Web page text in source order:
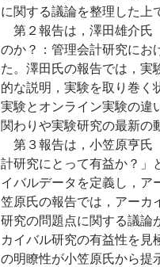
に関する議論を整理した上
第２報告は，澤田雄介氏
のか？：管理会計研究にお
た。澤田氏の報告では，実
的な説明，実験を取り巻く
実験とオンライン実験の違
関わりや実験研究の最新の
第３報告は，小笠原亨氏
計研究にとって有益か？」
イバルデータを定義し，ア
笠原氏の報告では，アーカ
研究の問題点に関する議論
カイバル研究の有益性を見
の明瞭性が小笠原氏から提